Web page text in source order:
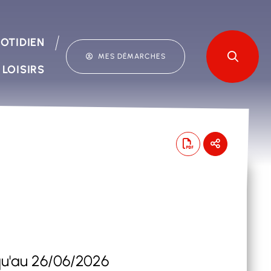
MES DÉMARCHES
26/06/2026